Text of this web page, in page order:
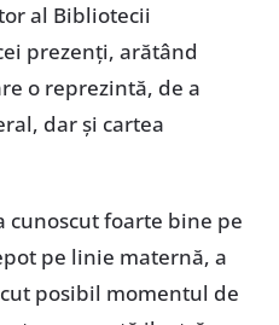
al Bibliotecii
prezenţi, arătând
o reprezintă, de a
dar şi cartea
cunoscut foarte bine pe
pe linie maternă, a
posibil momentul de